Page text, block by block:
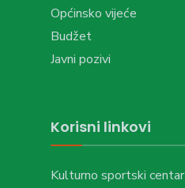
Općinsko vijeće
Budžet
Javni pozivi
Korisni linkovi
Kulturno sportski centar